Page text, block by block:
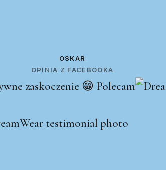
OSKAR
OPINIA Z FACEBOOKA
zaskoczenie 😁 Polecam